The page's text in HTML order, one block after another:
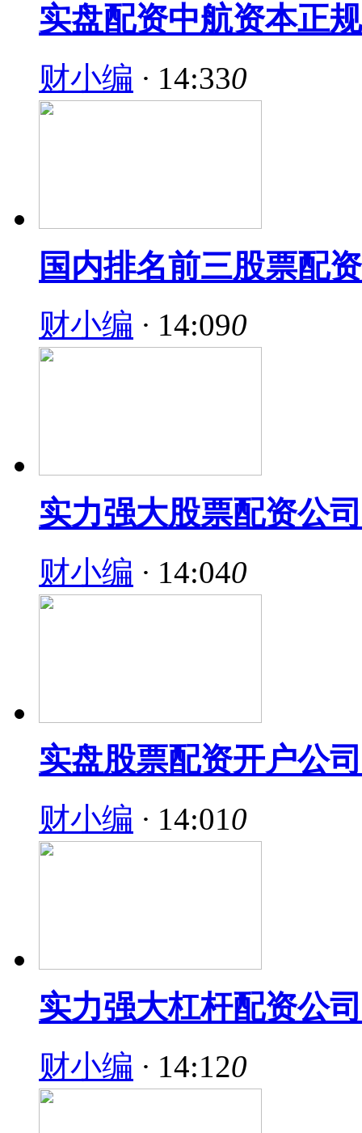
实盘配资中航资本正
财小编 · 14:330
国内排名前三股票配
财小编 · 14:090
实力强大股票配资公
财小编 · 14:040
实盘股票配资开户公
财小编 · 14:010
实力强大杠杆配资公
财小编 · 14:120